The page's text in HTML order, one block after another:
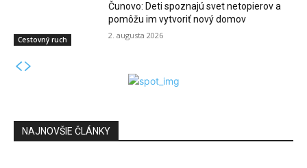
Cestovný ruch
Čunovo: Deti spoznajú svet netopierov a
pomôžu im vytvoriť nový domov
2. augusta 2026
NAJNOVŠIE ČLÁNKY